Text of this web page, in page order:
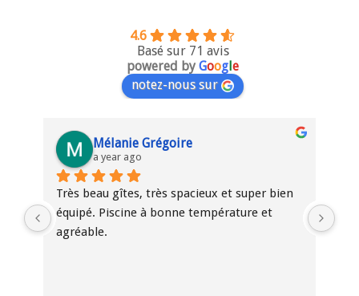
4.6
Basé sur 71 avis
powered by Google
notez-nous sur
Mélanie Grégoire
a year ago
Très beau gîtes, très spacieux et super bien
équipé. Piscine à bonne température et
agréable.